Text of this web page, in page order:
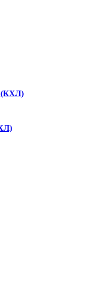
(КХЛ)